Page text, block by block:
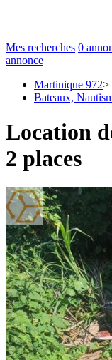
Mes recherches 0
annonce
Martinique 972>
Bateaux,
Location
2 places